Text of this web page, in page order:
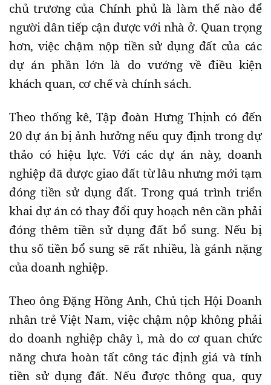
chủ trương của Chính phủ là làm thế nào để
người dân tiếp cận được với nhà ở. Quan trọng
hơn, việc chậm nộp tiền sử dụng đất của các
dự án phần lớn là do vướng về điều kiện
khách quan, cơ chế và chính sách.
Theo thống kê, Tập đoàn Hưng Thịnh có đến
20 dự án bị ảnh hưởng nếu quy định trong dự
thảo có hiệu lực. Với các dự án này, doanh
nghiệp đã được giao đất từ lâu nhưng mới tạm
đóng tiền sử dụng đất. Trong quá trình triển
khai dự án có thay đổi quy hoạch nên cần phải
đóng thêm tiền sử dụng đất bổ sung. Nếu bị
thu số tiền bổ sung sẽ rất nhiều, là gánh nặng
của doanh nghiệp.
Theo ông Đặng Hồng Anh, Chủ tịch Hội Doanh
nhân trẻ Việt Nam, việc chậm nộp không phải
do doanh nghiệp chây ì, mà do cơ quan chức
năng chưa hoàn tất công tác định giá và tính
tiền sử dụng đất. Nếu được thông qua, quy